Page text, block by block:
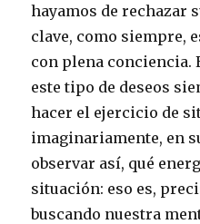
hayamos de rechazar
clave, como siempre,
con plena conciencia.
este tipo de deseos
hacer el ejercicio de
imaginariamente, en
observar así, qué
situación: eso es,
buscando nuestra